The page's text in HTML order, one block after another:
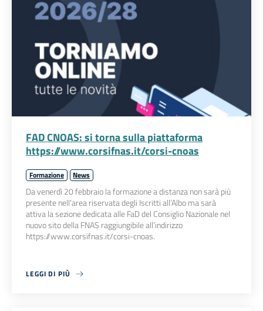
FAD CNOAS: si torna sulla piattaforma
https://www.corsifnas.it/corsi-cnoas
Formazione News
Da venerdì 20 febbraio la formazione a distanza non sarà più
presente nell’area riservata degli Iscritti all’Albo ma sarà
attiva la sezione dedicata alle FaD del Consiglio Nazionale nel
nuovo sito della FNAS raggiungibile all’indirizzo
https://www.corsifnas.it/corsi-cnoas.
LEGGI DI PIÙ